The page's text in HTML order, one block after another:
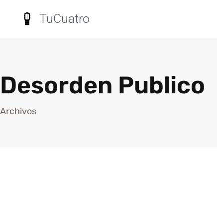
TuCuatro
Desorden Publico
Archivos